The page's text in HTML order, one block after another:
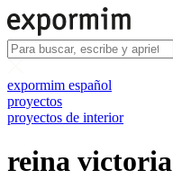
expormim español
proyectos
proyectos de interior
reina victoria